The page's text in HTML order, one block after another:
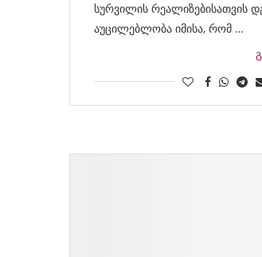
სურვილის რეალიზებისათვის
აუცილებლობა იმისა, რომ …